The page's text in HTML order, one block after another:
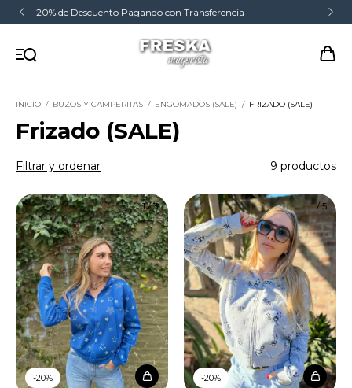
Compra Minima $125.000 - Envios a Todo el País
INICIO / BUZOS Y CAMPERITAS / ENGOMADOS (SALE) / FRIZADO (SALE)
Frizado (SALE)
Filtrar y ordenar 9 productos
1/3
-20%
1/5
-20%